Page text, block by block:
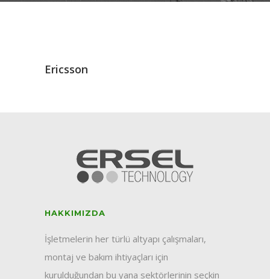
Ericsson
HAKKIMIZDA
İşletmelerin her türlü altyapı çalışmaları,
montaj ve bakım ihtiyaçları için
kurulduğundan bu yana sektörlerinin seçkin